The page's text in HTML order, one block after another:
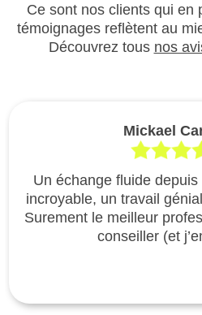
Ce sont nos clients qui en
témoignages reflètent au
Découvrez tous nos
Mickael
Un échange fluide
incroyable, un travail
Surement le meilleur
conseiller (et